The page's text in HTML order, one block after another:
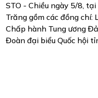
STO - Chiều ngày 5/8,
Trăng gồm các đồng
Chấp hành Tung ương
Đoàn đại biểu Quốc hội